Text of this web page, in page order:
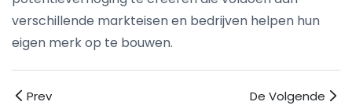
verschillende markteisen en bedrijven helpen hun
eigen merk op te bouwen.
Prev De Volgende